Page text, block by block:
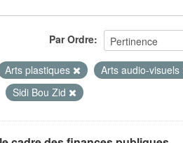
Par Ordre
Arts plastiques
Arts audio-visuels
Sidi Bou Zid